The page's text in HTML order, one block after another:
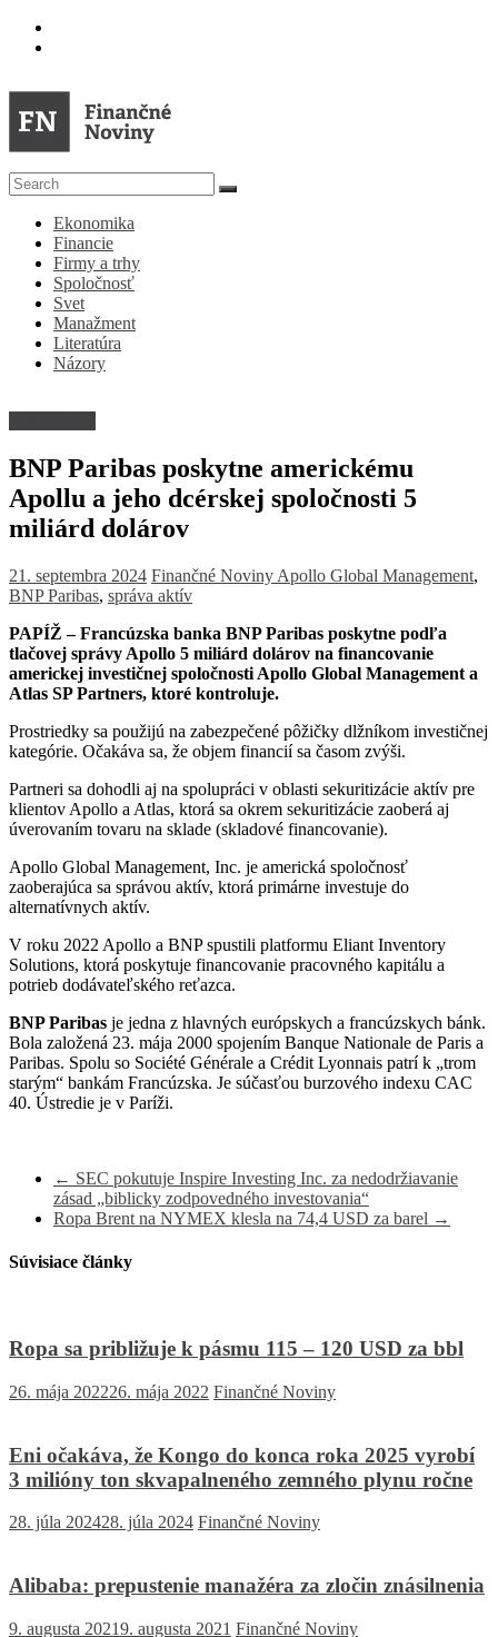
Skip
FN
Finančné
Noviny
Denník
ekonomike
spoločnosti
Ekonomika
Financie
Firmy a trhy
Spoločnosť
Svet
Manažment
Literatúra
Názory
BNP Paribas poskytne americkému
Apollu a jeho dcérskej spoločnosti 5
miliárd dolárov
21. septembra 2024 Finančné Noviny Apollo Global Management,
BNP Paribas, správa aktív
PAPÍŽ – Francúzska banka BNP Paribas poskytne podľa
tlačovej správy Apollo 5 miliárd dolárov na financovanie
americkej investičnej spoločnosti Apollo Global Management a
Atlas SP Partners, ktoré kontroluje.
Prostriedky sa použijú na zabezpečené pôžičky dlžníkom investičnej
kategórie. Očakáva sa, že objem financií sa časom zvýši.
Partneri sa dohodli aj na spolupráci v oblasti sekuritizácie aktív pre
klientov Apollo a Atlas, ktorá sa okrem sekuritizácie zaoberá aj
úverovaním tovaru na sklade (skladové financovanie).
Apollo Global Management, Inc. je americká spoločnosť
zaoberajúca sa správou aktív, ktorá primárne investuje do
alternatívnych aktív.
V roku 2022 Apollo a BNP spustili platformu Eliant Inventory
Solutions, ktorá poskytuje financovanie pracovného kapitálu a
potrieb dodávateľského reťazca.
BNP Paribas je jedna z hlavných európskych a francúzskych bánk.
Bola založená 23. mája 2000 spojením Banque Nationale de Paris a
Paribas. Spolu so Société Générale a Crédit Lyonnais patrí k „trom
starým“ bankám Francúzska. Je súčasťou burzového indexu CAC
40. Ústredie je v Paríži.
← SEC pokutuje Inspire Investing Inc. za nedodržiavanie
zásad „biblicky zodpovedného investovania“
Ropa Brent na NYMEX klesla na 74,4 USD za barel →
Súvisiace články
Ropa sa približuje k pásmu 115 – 120 USD za bbl
26. mája 202226. mája 2022 Finančné Noviny
Eni očakáva, že Kongo do konca roka 2025 vyrobí
3 milióny ton skvapalneného zemného plynu ročne
28. júla 202428. júla 2024 Finančné Noviny
Alibaba: prepustenie manažéra za zločin znásilnenia
9. augusta 20219. augusta 2021 Finančné Noviny